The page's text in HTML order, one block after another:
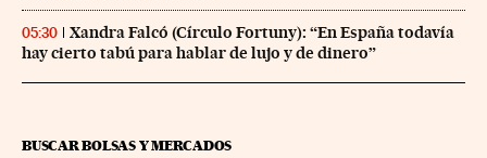
05:30
Xandra Falcó (Círculo Fortuny): “En España todavía
hay cierto tabú para hablar de lujo y de dinero”
BUSCAR BOLSAS Y MERCADOS